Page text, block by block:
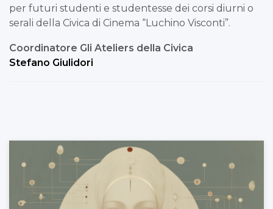
per futuri studenti e studentesse dei corsi diurni o
serali della Civica di Cinema “Luchino Visconti”.
Coordinatore Gli Ateliers della Civica
Stefano Giulidori